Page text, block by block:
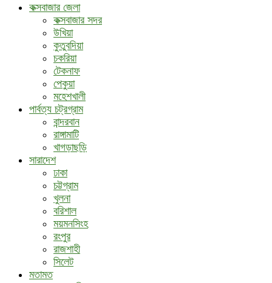
কক্সবাজার জেলা
কক্সবাজার সদর
উখিয়া
কুতুবদিয়া
চকরিয়া
টেকনাফ
পেকুয়া
মহেশখালী
পার্বত্য চট্রগ্রাম
বান্দরবান
রাঙ্গামাটি
খাগড়াছড়ি
সারাদেশ
ঢাকা
চট্টগ্রাম
খুলনা
বরিশাল
ময়মনসিংহ
রংপুর
রাজশাহী
সিলেট
মতামত